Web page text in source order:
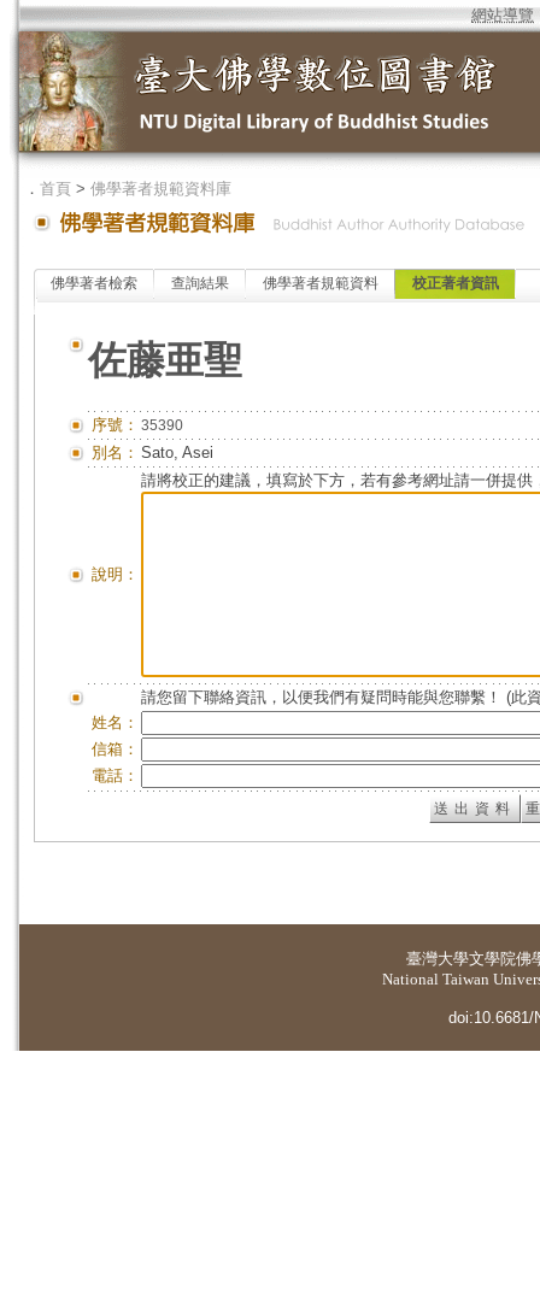
網站導覽
． 首頁 > 佛學著者規範資料庫
佛學著者檢索 查詢結果 佛學著者規範資料 校正著者資訊
佐藤亜聖
序號： 35390
別名： Sato, Asei
說明：
請將校正的建議，填寫於下方，若有參考網址請一併提供
請您留下聯絡資訊，以便我們有疑問時能與您聯繫！ (此
姓名：
信箱：
電話：
臺灣大學文學院佛
National Taiwan
doi:10.6681/